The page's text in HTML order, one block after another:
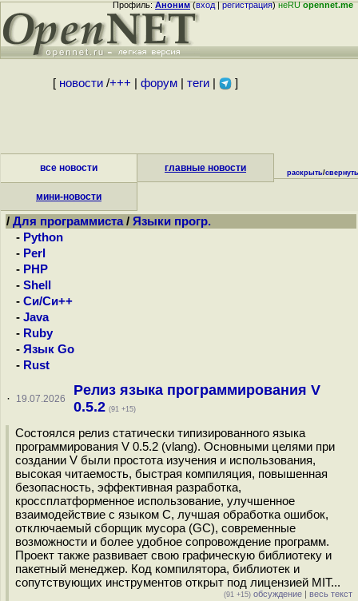
Профиль:Аноним(вход|регистрация)неRUopennet.me
[ новости/+++ форум| теги| ]
все новости главные новости
мини-новости
раскрыть/свернуть
/ Для программиста/ Языки прогр.
- Python
- Perl
- PHP
- Shell
- Си/Си++
- Java
- Ruby
- Язык Go
- Rust
· 19.07.2026
Релиз языка программирования V
0.5.2 (91 +15)
Состоялся релиз статически типизированного языка
программирования V 0.5.2 (vlang). Основными целями при
создании V были простота изучения и использования,
высокая читаемость, быстрая компиляция, повышенная
безопасность, эффективная разработка,
кроссплатформенное использование, улучшенное
взаимодействие с языком C, лучшая обработка ошибок,
отключаемый сборщик мусора (GC), современные
возможности и более удобное сопровождение программ.
Проект также развивает свою графическую библиотеку и
пакетный менеджер. Код компилятора, библиотек и
сопутствующих инструментов открыт под лицензией MIT...
(91 +15) обсуждение | весь текст